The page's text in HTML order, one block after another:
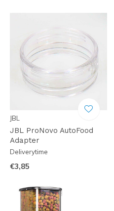
JBL
JBL ProNovo AutoFood
Adapter
Deliverytime
€3,85